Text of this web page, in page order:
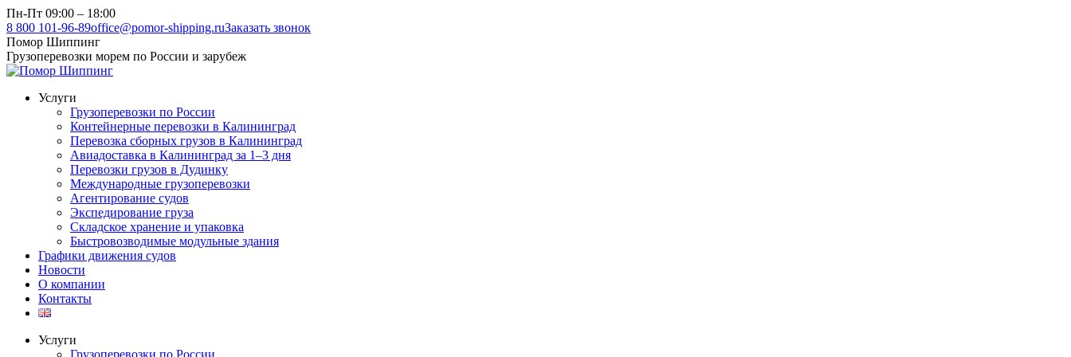
Перейти
к
содержанию
Пн-Пт 09:00 – 18:00
8 800 101-96-89office@pomor-shipping.ruЗаказать звонок
Помор Шиппинг
Грузоперевозки морем по России и зарубеж
Услуги
Грузоперевозки по России
Контейнерные перевозки в Калининград
Перевозка сборных грузов в Калининград
Авиадоставка в Калининград за 1–3 дня
Перевозки грузов в Дудинку
Международные грузоперевозки
Агентирование судов
Экспедирование груза
Складское хранение и упаковка
Быстровозводимые модульные здания
Графики движения судов
Новости
О компании
Контакты
Услуги
Грузоперевозки по России